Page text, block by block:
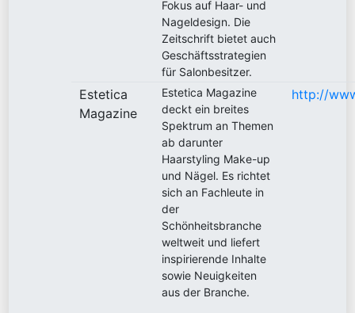
Fokus auf Haar- und
Nageldesign. Die
Zeitschrift bietet auch
Geschäftsstrategien
für Salonbesitzer.
Estetica
Magazine
Estetica Magazine
deckt ein breites
Spektrum an Themen
ab darunter
Haarstyling Make-up
und Nägel. Es richtet
sich an Fachleute in
der
Schönheitsbranche
weltweit und liefert
inspirierende Inhalte
sowie Neuigkeiten
aus der Branche.
http://